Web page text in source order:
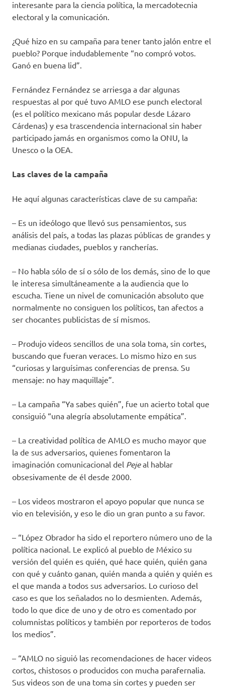
interesante para la ciencia política, la mercadotecnia
electoral y la comunicación.
¿Qué hizo en su campaña para tener tanto jalón entre el
pueblo? Porque indudablemente “no compró votos.
Ganó en buena lid”.
Fernández Fernández se arriesga a dar algunas
respuestas al por qué tuvo AMLO ese punch electoral
(es el político mexicano más popular desde Lázaro
Cárdenas) y esa trascendencia internacional sin haber
participado jamás en organismos como la ONU, la
Unesco o la OEA.
Las claves de la campaña
He aquí algunas características clave de su campaña:
– Es un ideólogo que llevó sus pensamientos, sus
análisis del país, a todas las plazas públicas de grandes y
medianas ciudades, pueblos y rancherías.
– No habla sólo de sí o sólo de los demás, sino de lo que
le interesa simultáneamente a la audiencia que lo
escucha. Tiene un nivel de comunicación absoluto que
normalmente no consiguen los políticos, tan afectos a
ser chocantes publicistas de sí mismos.
– Produjo videos sencillos de una sola toma, sin cortes,
buscando que fueran veraces. Lo mismo hizo en sus
“curiosas y larguísimas conferencias de prensa. Su
mensaje: no hay maquillaje”.
– La campaña “Ya sabes quién”, fue un acierto total que
consiguió “una alegría absolutamente empática”.
– La creatividad política de AMLO es mucho mayor que
la de sus adversarios, quienes fomentaron la
imaginación comunicacional del Pejeal hablar
obsesivamente de él desde 2000.
– Los videos mostraron el apoyo popular que nunca se
vio en televisión, y eso le dio un gran punto a su favor.
– “López Obrador ha sido el reportero número uno de la
política nacional. Le explicó al pueblo de México su
versión del quién es quién, qué hace quién, quién gana
con qué y cuánto ganan, quién manda a quién y quién es
el que manda a todos sus adversarios. Lo curioso del
caso es que los señalados no lo desmienten. Además,
todo lo que dice de uno y de otro es comentado por
columnistas políticos y también por reporteros de todos
los medios”.
– “AMLO no siguió las recomendaciones de hacer videos
cortos, chistosos o producidos con mucha parafernalia.
Sus videos son de una toma sin cortes y pueden ser